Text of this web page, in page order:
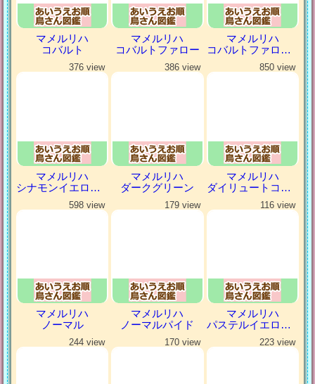
マメルリハ
コバルト
マメルリハ
コバルトファロー
マメルリハ
コバルトファローパイド
376 view
マメルリハ
シナモンイエローファロー
386 view
マメルリハ
ダークグリーン
850 view
マメルリハ
ダイリュートコバルトパイド
598 view
マメルリハ
ノーマル
179 view
マメルリハ
ノーマルパイド
116 view
マメルリハ
パステルイエローファロー
244 view 170 view 223 view